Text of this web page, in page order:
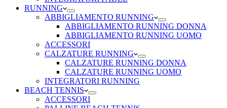
RUNNING
ABBIGLIAMENTO RUNNING
ABBIGLIAMENTO RUNNING DONNA
ABBIGLIAMENTO RUNNING UOMO
ACCESSORI
CALZATURE RUNNING
CALZATURE RUNNING DONNA
CALZATURE RUNNING UOMO
INTEGRATORI RUNNING
BEACH TENNIS
ACCESSORI